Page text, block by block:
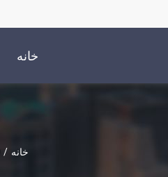
خانه
خانه /